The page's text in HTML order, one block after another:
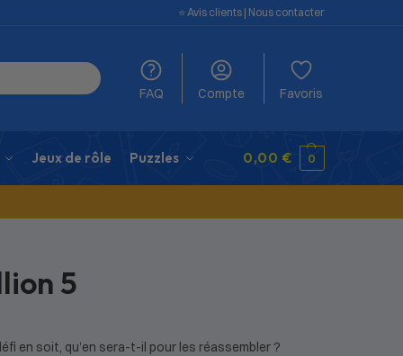
⭐️ Avis clients | Nous contacter
FAQ Compte Favoris
Jeux de rôle Puzzles 0,00 € 0
5
en soit, qu’en sera-t-il pour les réassembler ?